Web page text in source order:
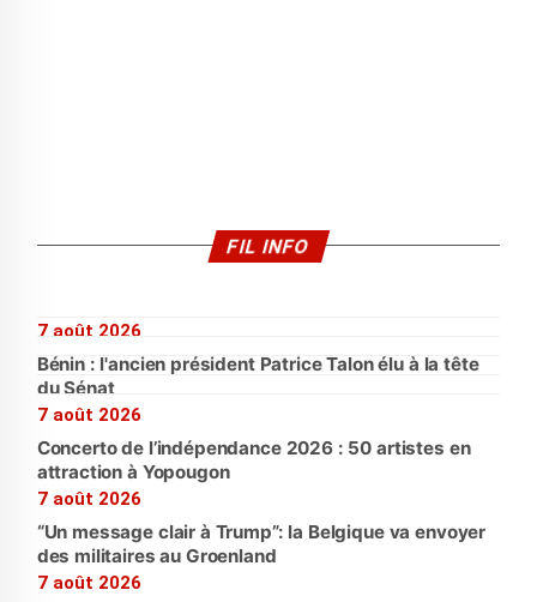
FIL INFO
7 août 2026
Bénin : l'ancien président Patrice Talon élu à la tête
du Sénat
7 août 2026
Concerto de l’indépendance 2026 : 50 artistes en
attraction à Yopougon
7 août 2026
“Un message clair à Trump”: la Belgique va envoyer
des militaires au Groenland
7 août 2026